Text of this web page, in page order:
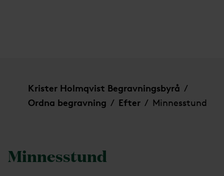
Krister Holmqvist Begravningsbyrå /
Ordna begravning / Efter / Minnesstund
Minnesstund